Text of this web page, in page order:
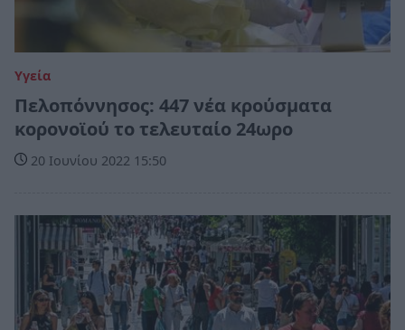
Υγεία
Πελοπόννησος: 447 νέα κρούσματα
κορονοϊού το τελευταίο 24ωρο
20 Ιουνίου 2022 15:50